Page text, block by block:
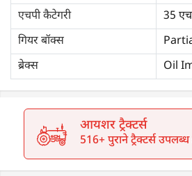
एचपी कैटेगरी
35
गियर बॉक्स
ब्रेक्स
Oil
आयशर ट्रैक्टर्स
516+ पुराने ट्रैक्टर्स